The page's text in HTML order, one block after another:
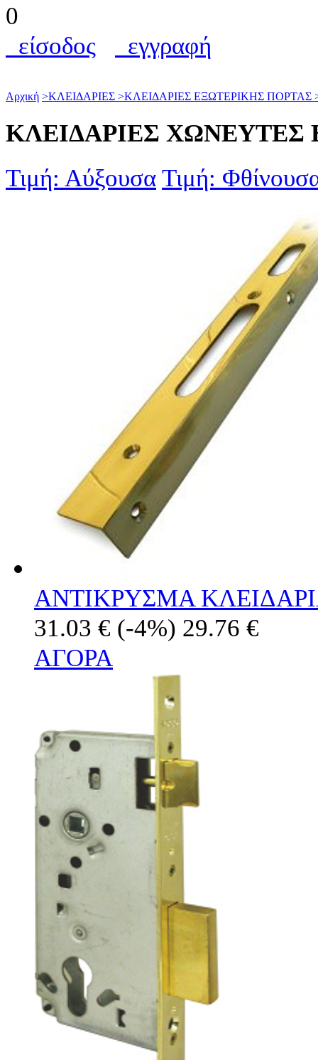
0
είσοδος
εγγραφή
Αρχική >ΚΛΕΙΔΑΡΙΕΣ >ΚΛΕΙΔΑΡΙΕΣ ΕΞΩΤΕΡΙΚΗΣ ΠΟΡΤΑΣ
ΚΛΕΙΔΑΡΙΕΣ
Τιμή: Αύξουσα Τιμή:
ΑΝΤΙΚΡΥΣΜΑ
31.03 € (-4%) 29.76 €
ΑΓΟΡΑ